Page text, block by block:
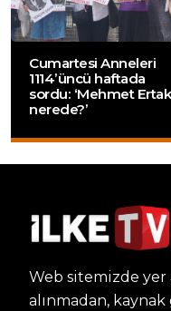
Cumartesi Anneleri
1114’üncü haftada
sordu: ‘Mehmet Ertak
nerede?’
Web sitemizde
alınmadan,